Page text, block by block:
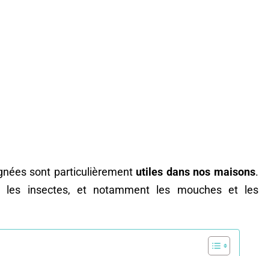
sont particulièrement utiles dans nos maisons.
les insectes, et notamment les mouches et les